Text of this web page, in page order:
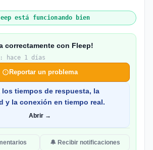
está funcionando bien
correctamente con Fleep!
hace 1 días
Reportar un problema
los tiempos de respuesta, la
y la conexión en tiempo real.
Abrir →
🔔 Recibir notificaciones